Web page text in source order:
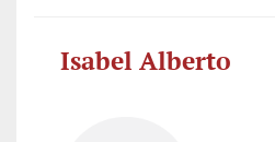
Isabel Alberto